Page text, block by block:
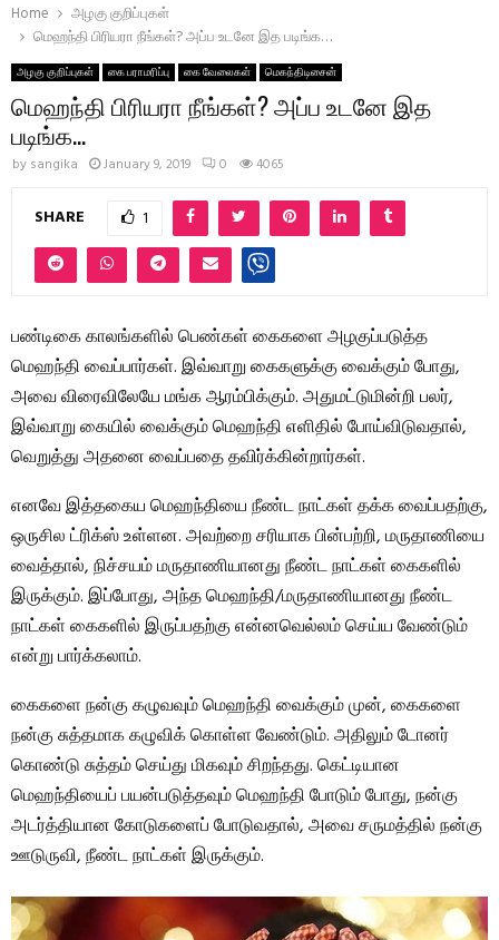
Home
அழகு குறிப்புகள்
மெஹந்தி பிரியரா நீங்கள்? அப்ப உடனே இத படிங்க…
அழகு குறிப்புகள் கை பராமரிப்பு கை வேலைகள் மெகந்திடிசைன்
மெஹந்தி பிரியரா நீங்கள்? அப்ப உடனே இத
படிங்க…
by sangika January 9, 2019 0 4065
SHARE 1
பண்டிகை காலங்களில் பெண்கள் கைகளை அழகுப்படுத்த
மெஹந்தி வைப்பார்கள். இவ்வாறு கைகளுக்கு வைக்கும் போது,
அவை விரைவிலேயே மங்க ஆரம்பிக்கும்.அதுமட்டுமின்றி பலர்,
இவ்வாறு கையில் வைக்கும் மெஹந்தி எளிதில் போய்விடுவதால்,
வெறுத்து அதனை வைப்பதை தவிர்க்கின்றார்கள்.
எனவே இத்தகைய மெஹந்தியை நீண்ட நாட்கள் தக்க வைப்பதற்கு,
ஒருசில ட்ரிக்ஸ் உள்ளன. அவற்றை சரியாக பின்பற்றி, மருதாணியை
வைத்தால், நிச்சயம் மருதாணியானது நீண்ட நாட்கள் கைகளில்
இருக்கும். இப்போது, அந்த மெஹந்தி/மருதாணியானது நீண்ட
நாட்கள் கைகளில் இருப்பதற்கு என்னவெல்லம் செய்ய வேண்டும்
என்று பார்க்கலாம்.
கைகளை நன்கு கழுவவும் மெஹந்தி வைக்கும் முன், கைகளை
நன்கு சுத்தமாக கழுவிக் கொள்ள வேண்டும். அதிலும் டோனர்
கொண்டு சுத்தம் செய்து மிகவும் சிறந்தது. கெட்டியான
மெஹந்தியைப் பயன்படுத்தவும் மெஹந்தி போடும் போது, நன்கு
அடர்த்தியான கோடுகளைப் போடுவதால், அவை சருமத்தில் நன்கு
ஊடுருவி, நீண்ட நாட்கள் இருக்கும்.